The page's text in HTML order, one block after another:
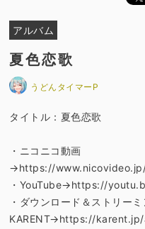
アルバム
夏色恋歌
うどんタイマーP
タイトル：夏色恋歌
・ニコニコ動画
→https://
・YouTube→https://
・ダウンロード＆ストリーミ
KARENT→https://